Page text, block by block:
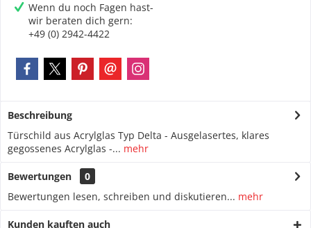
Wenn du noch Fagen hast-
wir beraten dich gern:
+49 (0) 2942-4422
Beschreibung
Türschild aus Acrylglas Typ Delta - Ausgelasertes, klares
gegossenes Acrylglas -... mehr
Bewertungen
0
Bewertungen lesen, schreiben und diskutieren... mehr
Kunden kauften auch